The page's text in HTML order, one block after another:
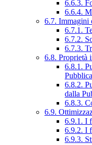
6.6.3.
6.6.4.
6.7. Immagini
6.7.1.
6.7.2.
6.7.3.
6.8. Proprietà
6.8.1.
6.8.2.
dalla
6.8.3.
6.9.
6.9.1. I
6.9.2. I
6.9.3.